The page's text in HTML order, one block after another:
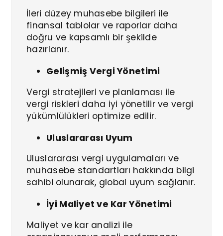
İleri düzey muhasebe bilgileri ile
finansal tablolar ve raporlar daha
doğru ve kapsamlı bir şekilde
hazırlanır.
Gelişmiş Vergi Yönetimi
Vergi stratejileri ve planlaması ile
vergi riskleri daha iyi yönetilir ve vergi
yükümlülükleri optimize edilir.
Uluslararası Uyum
Uluslararası vergi uygulamaları ve
muhasebe standartları hakkında bilgi
sahibi olunarak, global uyum sağlanır.
İyi Maliyet ve Kar Yönetimi
Maliyet ve kar analizi ile